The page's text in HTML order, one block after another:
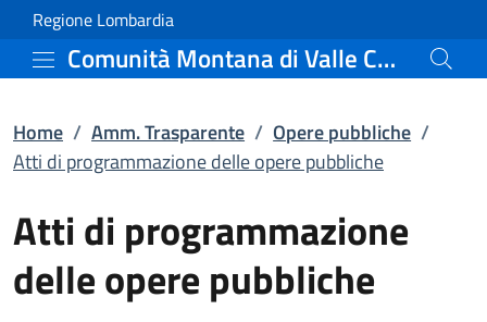
Vai al contenuto principale
Atti di programmazione
Regione Lombardia
Comunità Montana di Valle Camonica
Home / Amm. Trasparente / Opere pubbliche /
Atti di programmazione delle opere pubbliche
Atti di programmazione
delle opere pubbliche